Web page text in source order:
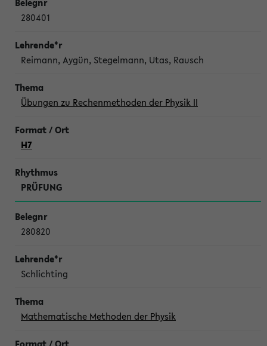
280401
Reimann, Aygün, Stegelmann, Utas, Rausch
Übungen zu Rechenmethoden der Physik II
H7
PRÜFUNG
280820
Schlichting
Mathematische Methoden der Physik